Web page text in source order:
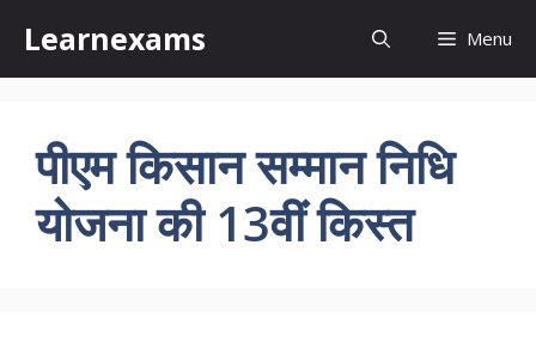
content
Learnexams Menu
पीएम किसान सम्मान निधि
योजना की 13वीं किस्त